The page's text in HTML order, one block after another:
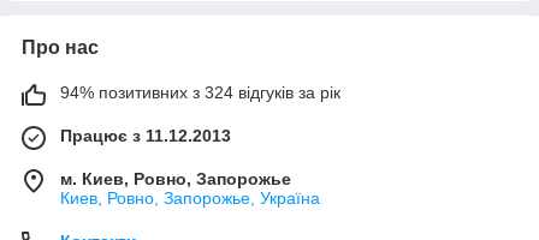
Про нас
94% позитивних з 324 відгуків за рік
Працює з 11.12.2013
м. Киев, Ровно, Запорожье
Киев, Ровно, Запорожье, Україна